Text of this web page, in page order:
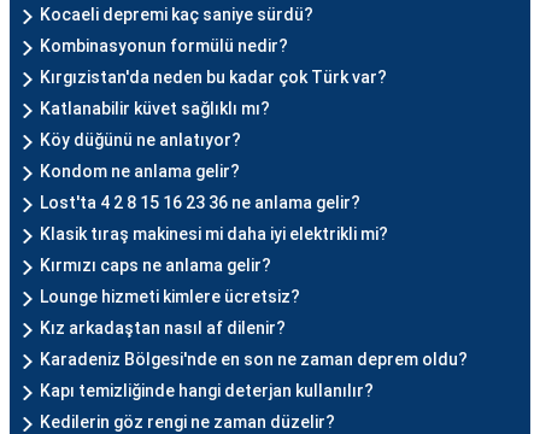
Kocaeli depremi kaç saniye sürdü?
Kombinasyonun formülü nedir?
Kırgızistan'da neden bu kadar çok Türk var?
Katlanabilir küvet sağlıklı mı?
Köy düğünü ne anlatıyor?
Kondom ne anlama gelir?
Lost'ta 4 2 8 15 16 23 36 ne anlama gelir?
Klasik tıraş makinesi mi daha iyi elektrikli mi?
Kırmızı caps ne anlama gelir?
Lounge hizmeti kimlere ücretsiz?
Kız arkadaştan nasıl af dilenir?
Karadeniz Bölgesi'nde en son ne zaman deprem oldu?
Kapı temizliğinde hangi deterjan kullanılır?
Kedilerin göz rengi ne zaman düzelir?